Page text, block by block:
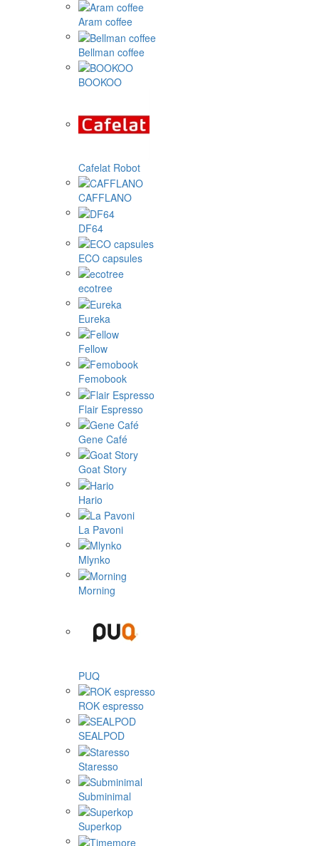
Aram coffee
Bellman coffee
BOOKOO
Cafelat Robot
CAFFLANO
DF64
ECO capsules
ecotree
Eureka
Fellow
Femobook
Flair Espresso
Gene Café
Goat Story
Hario
La Pavoni
Mlynko
Morning
PUQ
ROK espresso
SEALPOD
Staresso
Subminimal
Superkop